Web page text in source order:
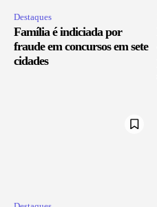
Destaques
Família é indiciada por
fraude em concursos em sete
cidades